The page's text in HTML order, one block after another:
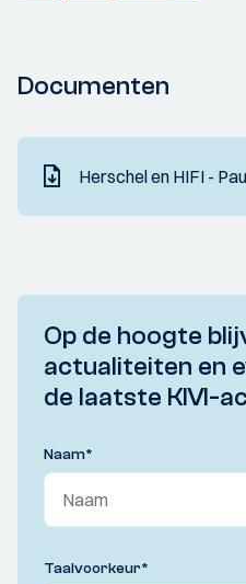
Documenten
Herschel en HIFI -
Op de hoogte
actualiteiten en
de laatste KIVI-
Naam*
Taalvoorkeur*